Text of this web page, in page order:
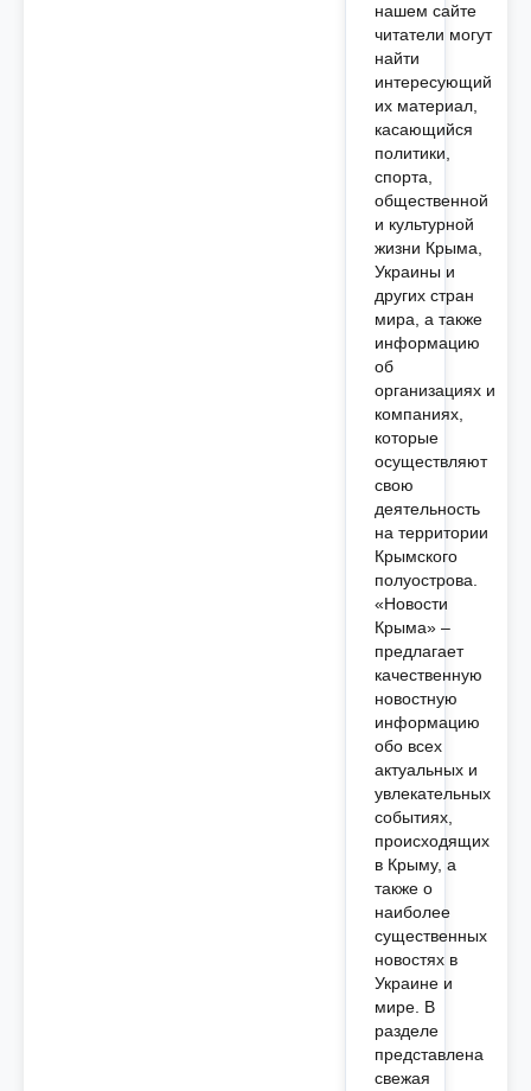
нашем сайте
читатели могут
найти
интересующий
их материал,
касающийся
политики,
спорта,
общественной
и культурной
жизни Крыма,
Украины и
других стран
мира, а также
информацию
об
организациях и
компаниях,
которые
осуществляют
свою
деятельность
на территории
Крымского
полуострова.
«Новости
Крыма» –
предлагает
качественную
новостную
информацию
обо всех
актуальных и
увлекательных
событиях,
происходящих
в Крыму, а
также о
наиболее
существенных
новостях в
Украине и
мире. В
разделе
представлена
свежая